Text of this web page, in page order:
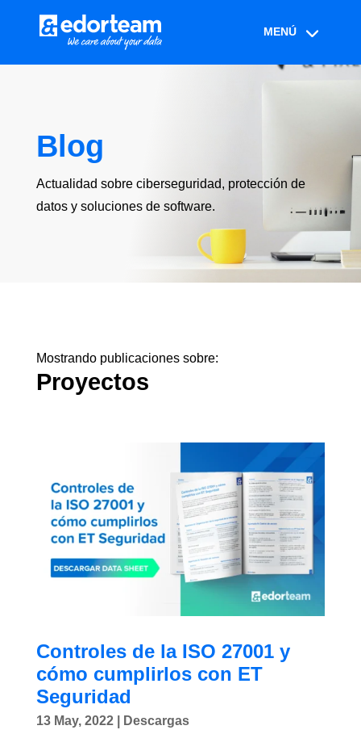
Blog
Actualidad sobre ciberseguridad, protección de
datos y soluciones de software.
Mostrando publicaciones sobre:
Proyectos
Controles de la ISO 27001 y
cómo cumplirlos con ET
Seguridad
13 May, 2022| Descargas